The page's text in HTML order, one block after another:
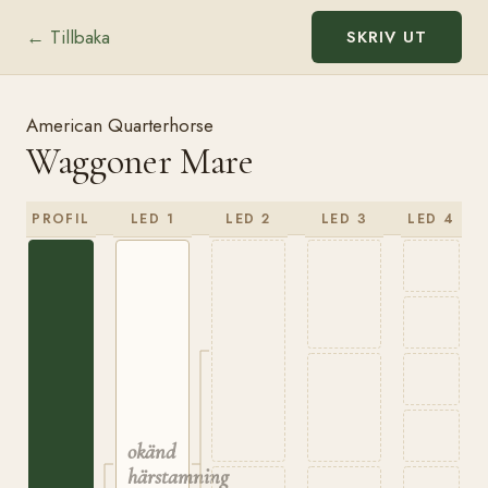
← Tillbaka SKRIV UT
American Quarterhorse
Waggoner Mare
PROFIL LED 1
okänd
härstamning
LED 2 LED 3 LED 4